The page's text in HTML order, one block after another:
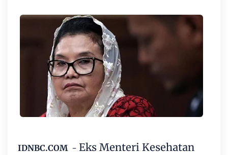
IDNBC.COM- Eks Menteri Kesehatan